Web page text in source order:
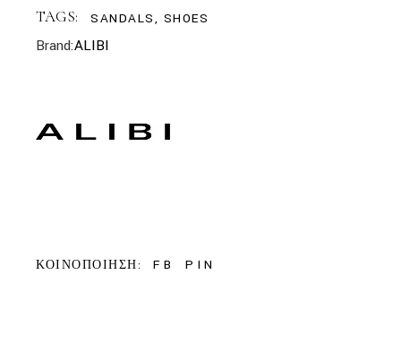
TAGS: SANDALS, SHOES
Brand:ALIBI
ΚΟΙΝΟΠΟΙΗΣΗ: FB PIN